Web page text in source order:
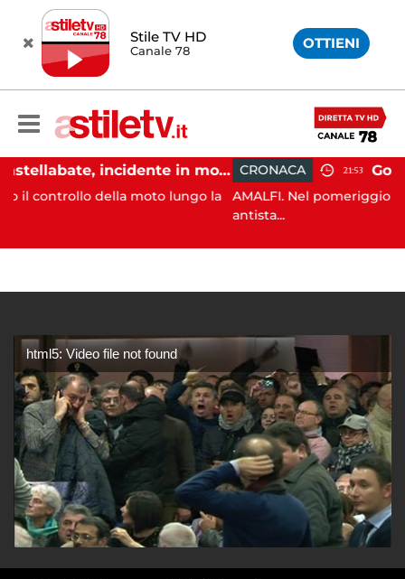
Stile TV HD
Canale 78 OTTIENI
Castellabate, incidente in moto: 27enne in ospedale
della moto lungo la
CRONACA 21:53
AMALFI. Nel pomeriggio odierno,
html5: Video file not found